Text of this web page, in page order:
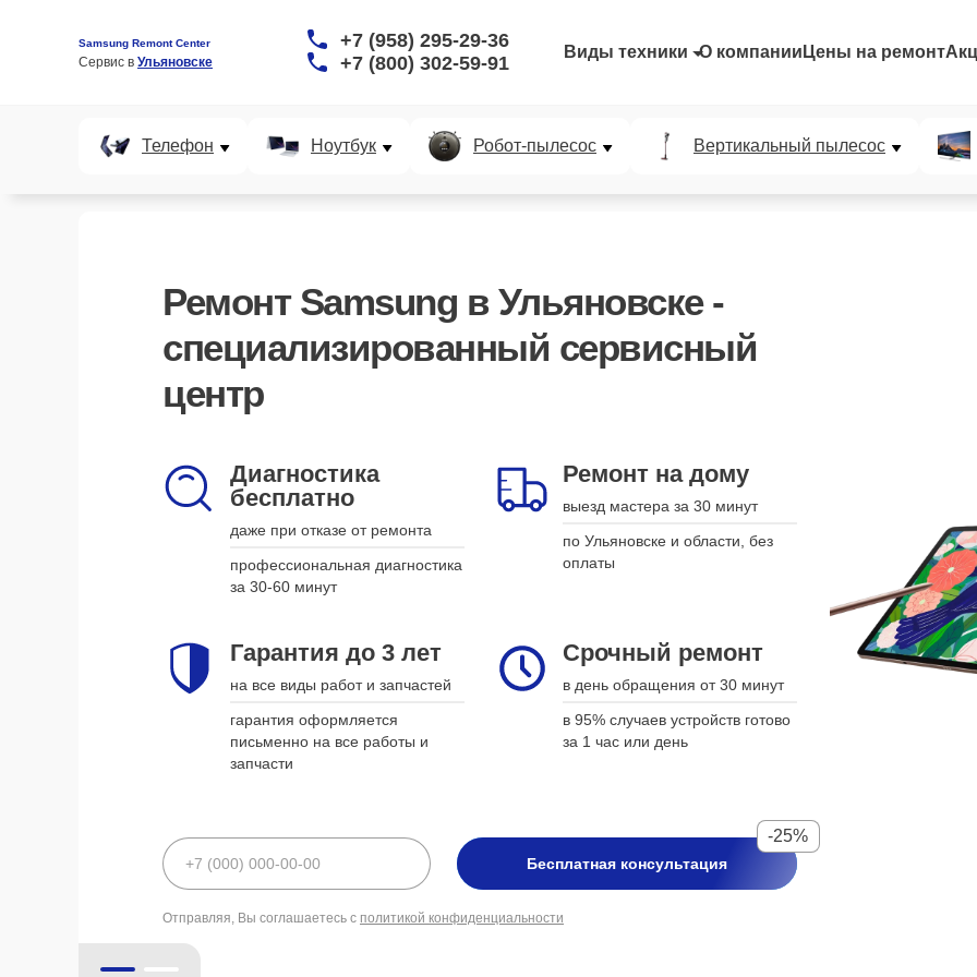
Samsung Remont Center
Сервис в Ульяновске
+7 (958) 295-29-36
+7 (800) 302-59-91
Виды техники О компании Цены на ремонт
Телефон Ноутбук Робот-пылесос Вертикальный пылесос
Ремонт Samsung в Ульяновске -
специализированный сервисный
центр
Диагностика
бесплатно
даже при отказе от ремонта
профессиональная диагностика
за 30-60 минут
Ремонт на дому
выезд мастера за 30 минут
по Ульяновске и области, без
оплаты
Гарантия до 3 лет
на все виды работ и запчастей
гарантия оформляется
письменно на все работы и
запчасти
Срочный ремонт
в день обращения от 30 минут
в 95% случаев устройств готово
за 1 час или день
Бесплатная консультация
-25%
Отправляя, Вы соглашаетесь с политикой конфиденциальности
наши курьеры приедут в удобное
устройство обратно, когда оно
будет готово
вы выбираете - мы
подстраиваемся
укажите дату, время и модель
устройства, а мы свяжемся для
Гарантия до 3 лет
на все виды работ и запчастей
гарантия оформляется письменно
на все работы и запчасти
Срочный ремонт
в день обращения от 30 минут
в 95% случаев устройств готово за
1 час или день
Бесплатная консультация
политикой конфиденциальности